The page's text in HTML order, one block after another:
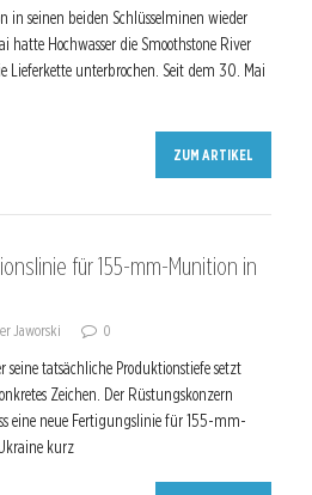
in seinen beiden Schlüsselminen wieder
hatte Hochwasser die Smoothstone River
Lieferkette unterbrochen. Seit dem 30. Mai
ZUM ARTIKEL
für 155-mm-Munition in
Jaworski 0
seine tatsächliche Produktionstiefe setzt
Zeichen. Der Rüstungskonzern
eine neue Fertigungslinie für 155-mm-
kurz